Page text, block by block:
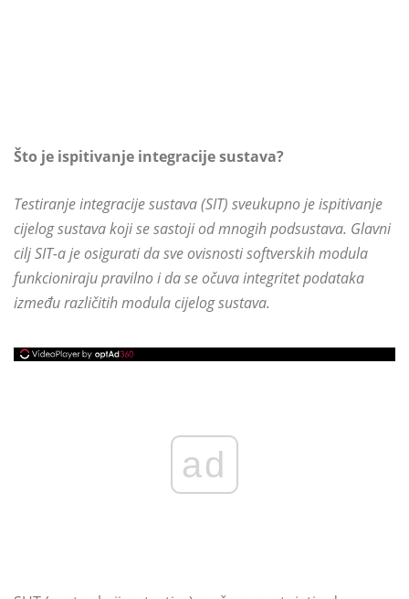
Što je ispitivanje integracije sustava?
Testiranje integracije sustava (SIT) sveukupno je ispitivanje
cijelog sustava koji se sastoji od mnogih podsustava. Glavni
cilj SIT-a je osigurati da sve ovisnosti softverskih modula
funkcioniraju pravilno i da se očuva integritet podataka
između različitih modula cijelog sustava.
ad